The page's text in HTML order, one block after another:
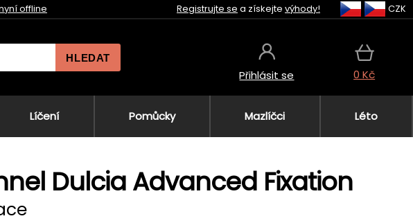
offline Registrujte se a získejte výhody! CZK
HLEDAT
Přihlásit se 0 Kč
Líčení Pomůcky Mazlíčci Léto
Dulcia Advanced Fixation